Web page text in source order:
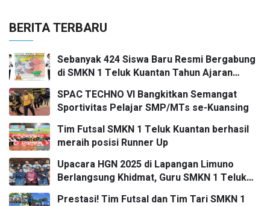
BERITA TERBARU
Sebanyak 424 Siswa Baru Resmi Bergabung
di SMKN 1 Teluk Kuantan Tahun Ajaran
SPAC TECHNO VI Bangkitkan Semangat
Sportivitas Pelajar SMP/MTs se-Kuansing
Tim Futsal SMKN 1 Teluk Kuantan berhasil
meraih posisi Runner Up
Upacara HGN 2025 di Lapangan Limuno
Berlangsung Khidmat, Guru SMKN 1 Teluk
Prestasi! Tim Futsal dan Tim Tari SMKN 1